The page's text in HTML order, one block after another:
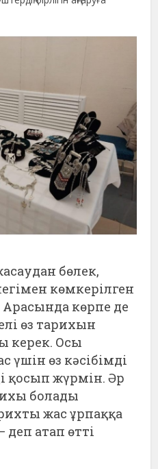
бөлек,
көмкерілген
Арасында көрпе де
өз тарихын
керек. Осы
үшін өз кәсібімді
қосып жүрмін. Әр
болады
жас ұрпаққа
атап өтті